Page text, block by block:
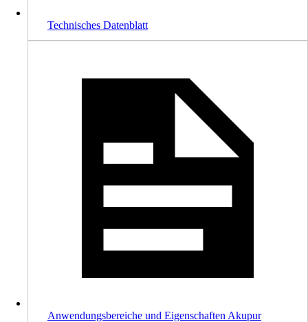
Technisches Datenblatt
Anwendungsbereiche und Eigenschaften Akupur